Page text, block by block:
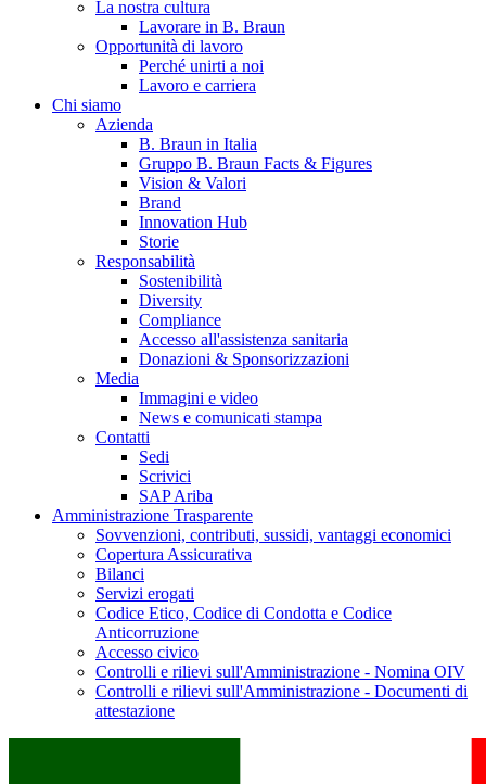
B. Braun in Italia
Scopri chi siamo ed entra nel mondo di B. Braun in Italia: 4
sedi, 4 aziende, più di 700 dipendenti e un Centro di
Eccellenza a livello globale.
La nostra cultura
Lavorare in B. Braun
Opportunità di lavoro
Perché unirti a noi
Lavoro e carriera
Chi siamo
Azienda
B. Braun in Italia
Gruppo B. Braun Facts & Figures
Vision & Valori
Brand
Innovation Hub
Storie
Responsabilità
Sostenibilità
Diversity
Compliance
Accesso all'assistenza sanitaria
Donazioni & Sponsorizzazioni
Media
Immagini e video
News e comunicati stampa
Contatti
Sedi
Scrivici
SAP Ariba
Amministrazione Trasparente
Sovvenzioni, contributi, sussidi, vantaggi economici
Copertura Assicurativa
Bilanci
Servizi erogati
Codice Etico, Codice di Condotta e Codice
Anticorruzione
Accesso civico
Controlli e rilievi sull'Amministrazione - Nomina OIV
Controlli e rilievi sull'Amministrazione - Documenti di
attestazione